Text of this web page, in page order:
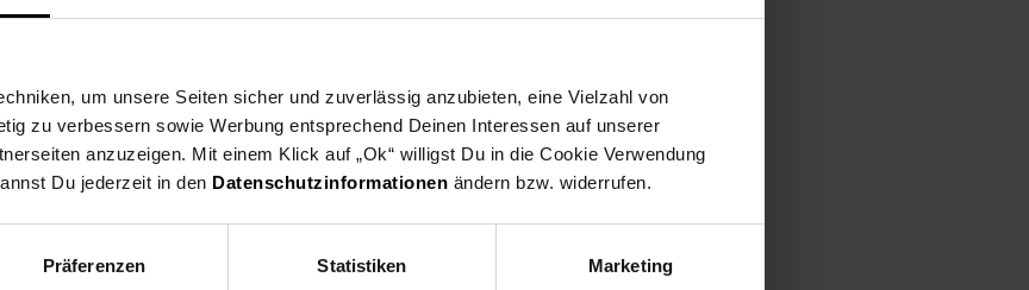
um unsere Seiten sicher und zuverlässig anzubieten, eine Vielzahl von
zu verbessern sowie Werbung entsprechend Deinen Interessen auf unserer
anzuzeigen. Mit einem Klick auf „Ok“ willigst Du in die Cookie Verwendung
Du jederzeit in den Datenschutzinformationen ändern bzw. widerrufen.
Präferenzen Statistiken Marketing